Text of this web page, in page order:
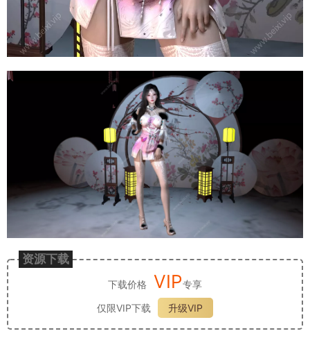
资源下载
下载价格 VIP专享
仅限VIP下载
升级VIP